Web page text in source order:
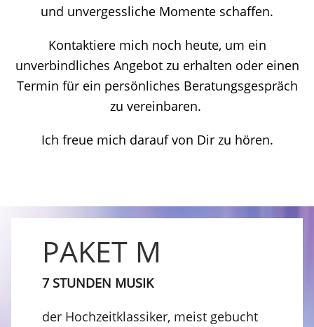
und unvergessliche Momente schaffen.
Kontaktiere mich noch heute, um ein
unverbindliches Angebot zu erhalten oder einen
Termin für ein persönliches Beratungsgespräch
zu vereinbaren.
Ich freue mich darauf von Dir zu hören.
PAKET M
7 STUNDEN MUSIK
der Hochzeitklassiker, meist gebucht